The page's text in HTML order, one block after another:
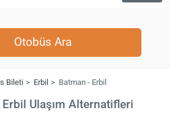
Otobüs Ara
Bileti Erbil Batman - Erbil
Ulaşım Alternatifleri